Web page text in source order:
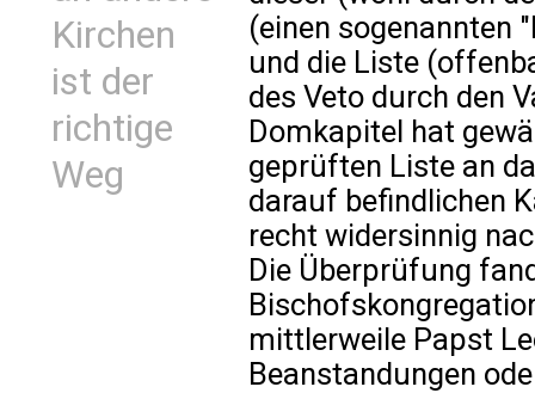
Kirchen
ist der
richtige
Weg
(einen
und die Liste
des Veto durch den
Domkapitel hat
geprüften Liste an
darauf befindlichen
recht widersinnig
Die Überprüfung
mittlerweile Papst
Beanstandungen